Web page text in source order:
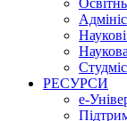
РЕСУРСИ
е-